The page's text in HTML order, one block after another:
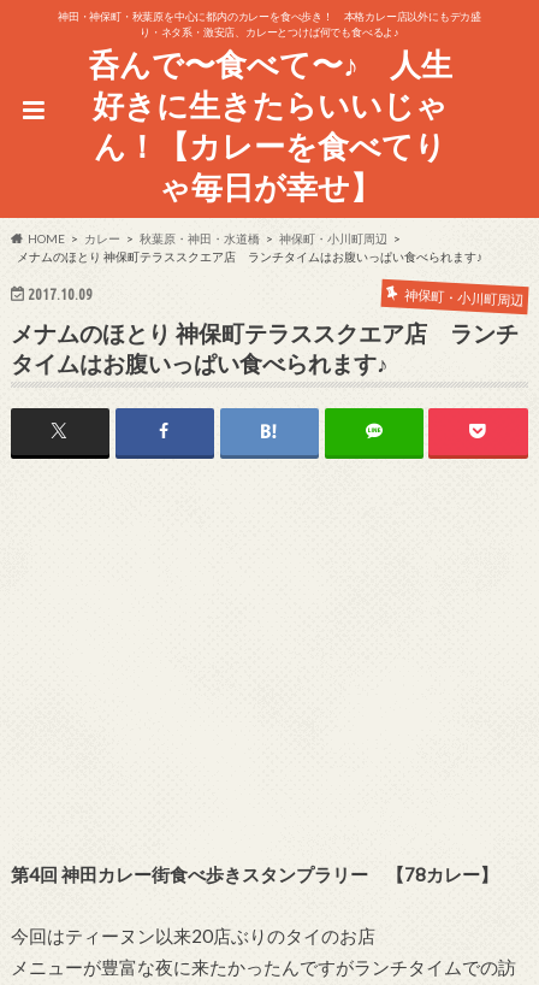
神田・神保町・秋葉原を中心に都内のカレーを食べ歩き！ 本格カレー店以外にもデカ盛
り・ネタ系・激安店、カレーとつけば何でも食べるよ♪
呑んで〜食べて〜♪ 人生
好きに生きたらいいじゃ
ん！【カレーを食べてり
ゃ毎日が幸せ】
HOME カレー 秋葉原・神田・水道橋
神保町・小川町周辺
メナムのほとり 神保町テラススクエア店 ランチタイムはお腹いっぱい食べられます♪
2017.10.09 神保町・小川町周辺
メナムのほとり 神保町テラススクエア店 ランチ
タイムはお腹いっぱい食べられます♪
第4回 神田カレー街食べ歩きスタンプラリー 【78カレー】
今回はティーヌン以来20店ぶりのタイのお店
メニューが豊富な夜に来たかったんですがランチタイムでの訪